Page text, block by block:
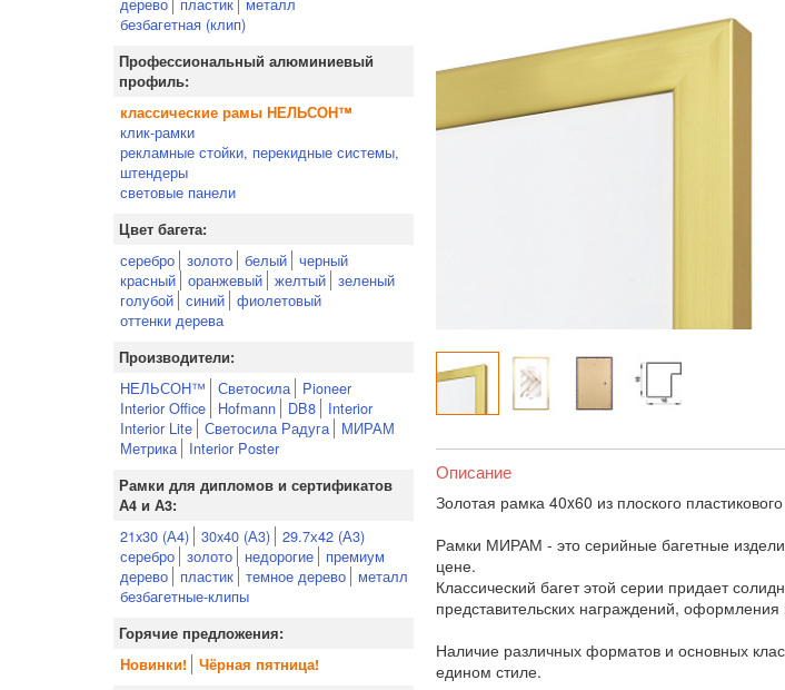
безбагетная (клип)
Профессиональный алюминиевый
профиль:
классические рамы НЕЛЬСОН™
клик-рамки
рекламные стойки, перекидные системы,
штендеры
световые панели
Цвет багета:
серебро золото белый черный
красный оранжевый желтый зеленый
голубой синий фиолетовый
оттенки дерева
Производители:
НЕЛЬСОН™ Светосила
Pioneer
Interior Office
Hofmann DB8
Interior
Interior Lite Светосила Радуга
МИРАМ
Метрика
Interior Poster
Рамки для дипломов и сертификатов
А4 и А3:
21x30 (А4) 30x40 (А3) 29.7х42 (А3)
серебро золото недорогие
премиум
дерево
пластик темное дерево
металл
безбагетные-клипы
Горячие предложения:
Новинки!
Чёрная пятница!
Описание
Золотая рамка 40x60 из плоского
Рамки МИРАМ - это серийные багетные
цене.
Классический багет этой серии придает
представительских награждений,
Наличие различных форматов и основных
едином стиле.